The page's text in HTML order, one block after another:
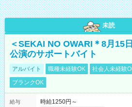
未読
＜SEKAI NO OWARI＊8月15
公演のサポートバイト
アルバイト 職種未経験OK 社会人未経験
ブランクOK
給与
時給1250円～